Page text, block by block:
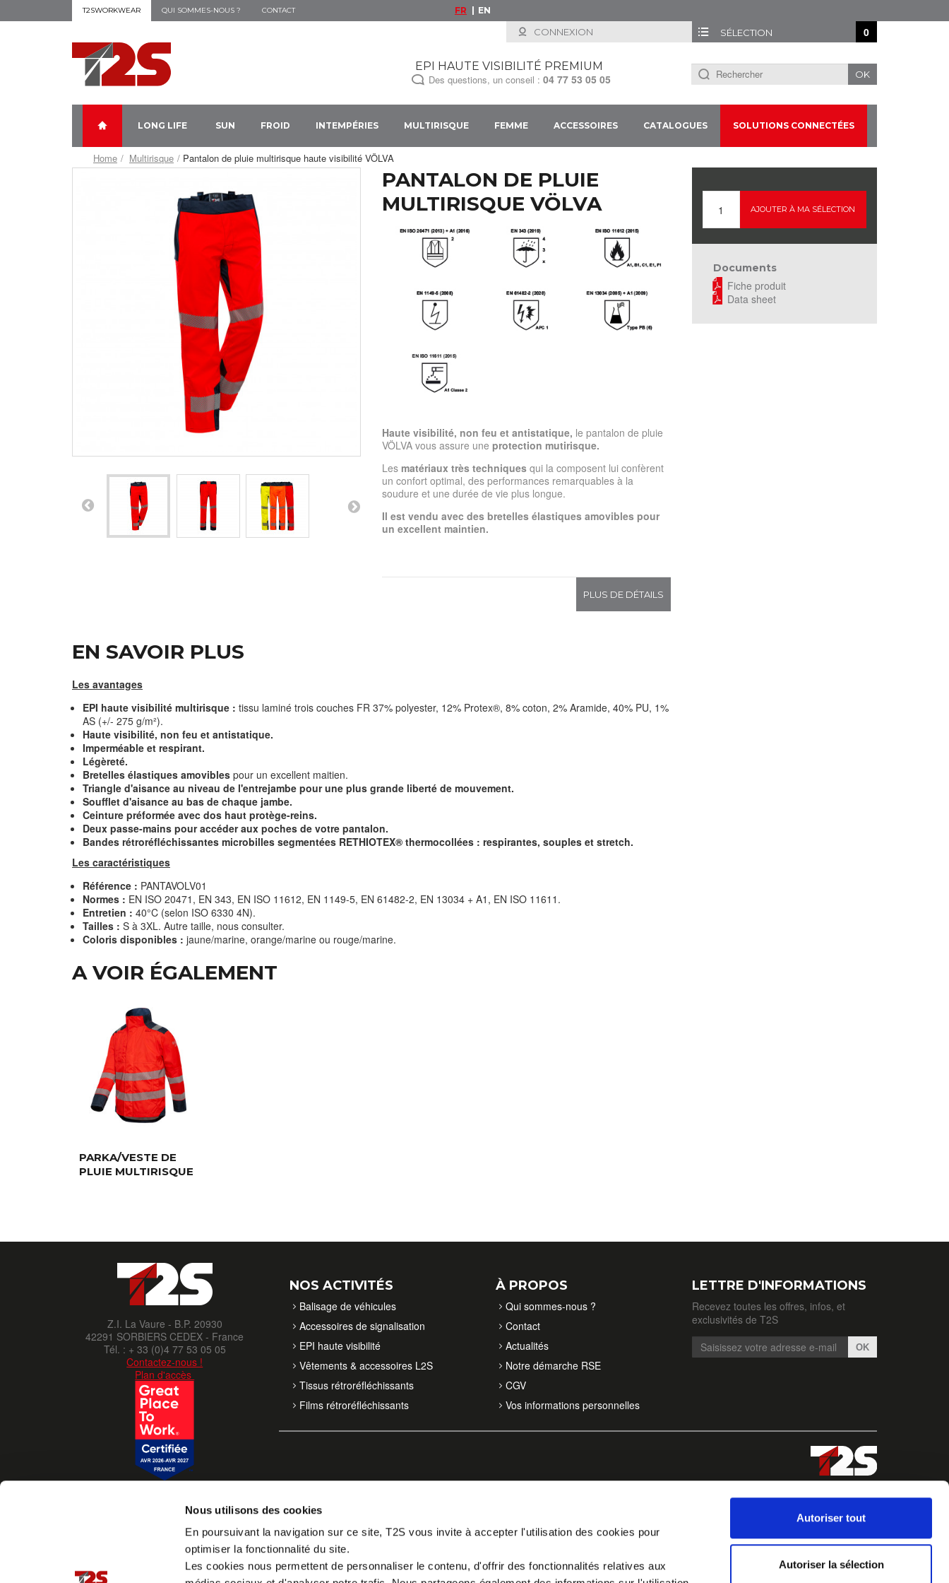
Nous utilisons des cookies
En poursuivant la navigation sur ce site, T2S vous invite à accepter l'utilisation des cookies pour
optimiser la fonctionnalité du site.
Les cookies nous permettent de personnaliser le contenu, d'offrir des fonctionnalités relatives aux
Autoriser tout
Autoriser la sélection
T2SWORKWEAR QUI SOMMES-NOUS ? CONTACT FR EN
SÉLECTION 0
CONNEXION
EPI HAUTE VISIBILITÉ PREMIUM
Des questions, un conseil : 04 77 53 05 05 OK
LONG LIFE SUN FROID INTEMPÉRIES MULTIRISQUE FEMME ACCESSOIRES CATALOGUES SOLUTIONS CONNECTÉES
Home Multirisque Pantalon de pluie multirisque haute visibilité VÖLVA
PANTALON DE PLUIE
MULTIRISQUE VÖLVA
Haute visibilité, non feu et antistatique, le pantalon de pluie
VÖLVA vous assure une protection mutirisque.
Les matériaux très techniquesqui la composent lui confèrent
un confort optimal, des performances remarquables à la
soudure et une durée de vie plus longue.
Il est vendu avec des bretelles élastiques amovibles pour
un excellent maintien.
PLUS DE DÉTAILS
EN SAVOIR PLUS
Les avantages
EPI haute visibilité multirisque : tissu laminé trois couches FR 37% polyester, 12% Protex®, 8% coton, 2% Aramide, 40% PU, 1%
AS (+/- 275 g/m²).
Haute visibilité, non feu et antistatique.
Imperméable et respirant.
Légèreté.
Bretelles élastiques amovibles pour un excellent maitien.
Triangle d'aisance au niveau de l'entrejambe pour une plus grande liberté de mouvement.
Soufflet d'aisance au bas de chaque jambe.
Ceinture préformée avec dos haut protège-reins.
Deux passe-mains pour accéder aux poches de votre pantalon.
Bandes rétroréfléchissantes microbilles segmentées RETHIOTEX® thermocollées : respirantes, souples et stretch.
Les caractéristiques
Référence : PANTAVOLV01
Normes : EN ISO 20471, EN 343, EN ISO 11612, EN 1149-5, EN 61482-2, EN 13034 + A1, EN ISO 11611.
Entretien : 40°C (selon ISO 6330 4N).
Tailles : S à 3XL. Autre taille, nous consulter.
Coloris disponibles : jaune/marine, orange/marine ou rouge/marine.
A VOIR ÉGALEMENT
PARKA/VESTE DE
PLUIE MULTIRISQUE
AJOUTER À MA SÉLECTION
Documents
Fiche produit
Data sheet
Z.I. La Vaure - B.P. 20930
42291 SORBIERS CEDEX - France
Tél. : + 33 (0)4 77 53 05 05
Contactez-nous !
Plan d'accès
NOS ACTIVITÉS
Balisage de véhicules
Accessoires de signalisation
EPI haute visibilité
Vêtements & accessoires L2S
Tissus rétroréfléchissants
Films rétroréfléchissants
À PROPOS
Qui sommes-nous ?
Contact
Actualités
Notre démarche RSE
CGV
Vos informations personnelles
LETTRE D'INFORMATIONS
Recevez toutes les offres, infos, et
exclusivités de T2S
OK